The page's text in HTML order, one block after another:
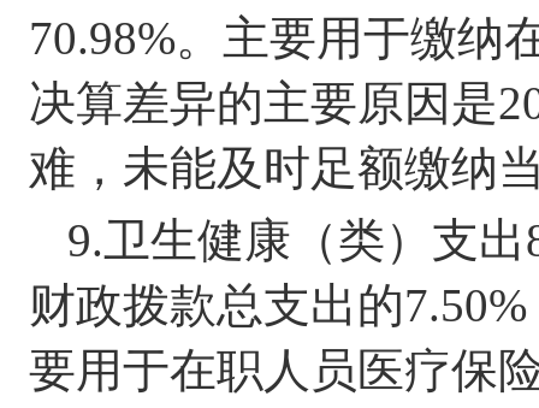
70.98%。 主要用于缴纳
决算差异的主要原因是
难，未能及时足额缴纳
9.卫生健康（类）支出
财政拨款总支出的7.50%
要用于在职人员医疗保